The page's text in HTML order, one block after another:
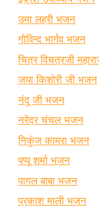
उमा लहरी भजन
गोविन्द भार्गव भजन
चित्र विचत्रजी
जया किशोरी जी भजन
नंदू जी भजन
नरेंद्र चंचल भजन
निकुंज कामरा भजन
पप्पू शर्मा भजन
पागल बाबा भजन
प्रकाश माली भजन